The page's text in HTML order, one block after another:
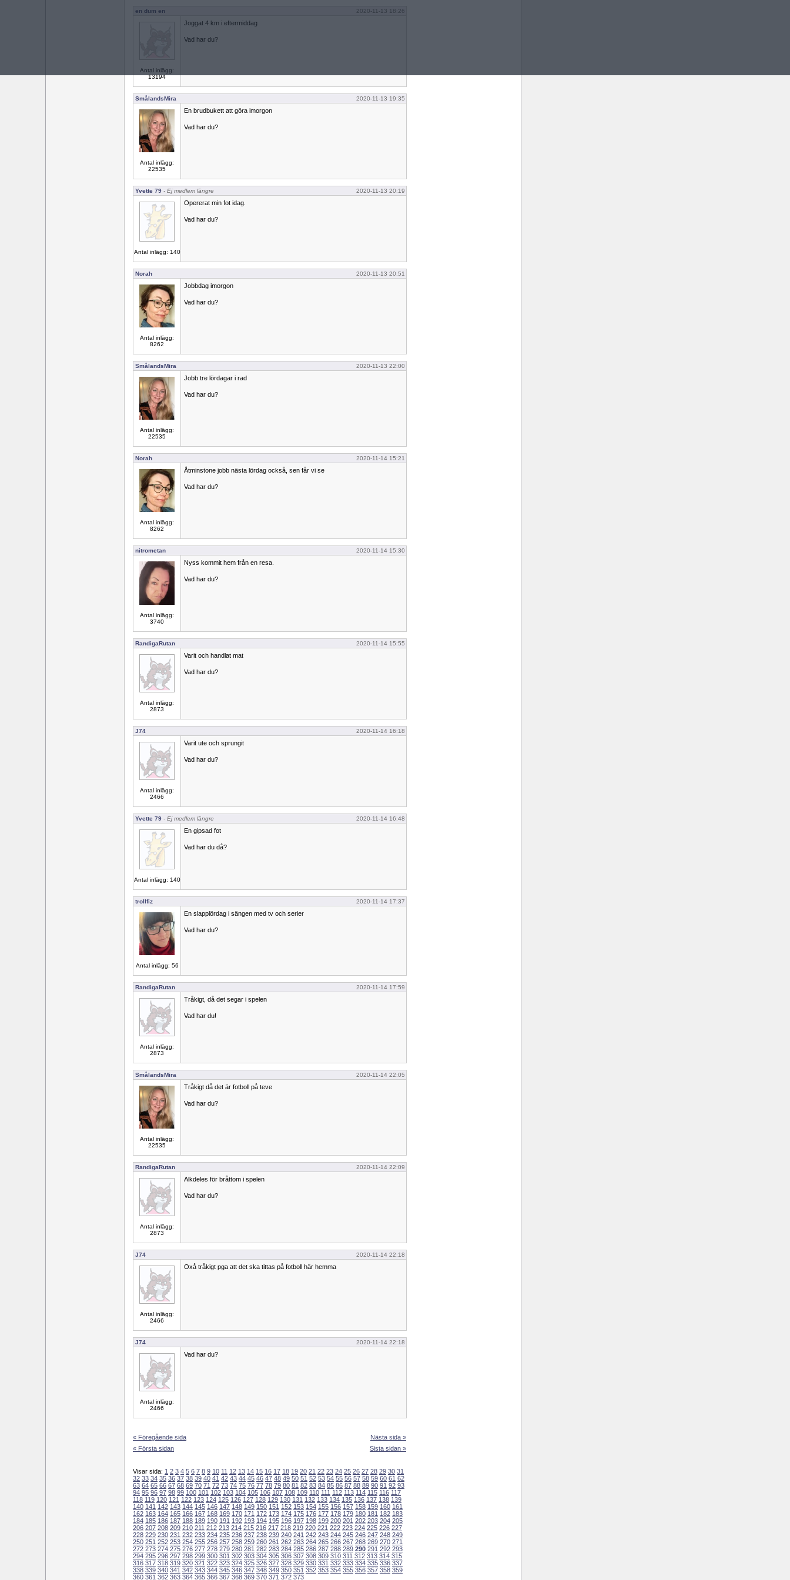
en dum en 2020-11-13 18:26
Antal inlägg:
13194
Joggat 4 km i eftermiddag
Vad har du?
SmålandsMira 2020-11-13 19:35
Antal inlägg:
22535
En brudbukett att göra imorgon
Vad har du?
Yvette 79 - Ej medlem längre 2020-11-13 20:19
Antal inlägg: 140
Opererat min fot idag.
Vad har du?
Norah 2020-11-13 20:51
Antal inlägg:
8262
Jobbdag imorgon
Vad har du?
SmålandsMira 2020-11-13 22:00
Antal inlägg:
22535
Jobb tre lördagar i rad
Vad har du?
Norah 2020-11-14 15:21
Antal inlägg:
8262
Åtminstone jobb nästa lördag också, sen får vi se
Vad har du?
nitrometan 2020-11-14 15:30
Antal inlägg:
3740
Nyss kommit hem från en resa.
Vad har du?
RandigaRutan 2020-11-14 15:55
Antal inlägg:
2873
Varit och handlat mat
Vad har du?
J74 2020-11-14 16:18
Antal inlägg:
2466
Varit ute och sprungit
Vad har du?
Yvette 79 - Ej medlem längre 2020-11-14 16:48
Antal inlägg: 140
En gipsad fot
Vad har du då?
trollfiz 2020-11-14 17:37
Antal inlägg: 56
En slapplördag i sängen med tv och serier
Vad har du?
RandigaRutan 2020-11-14 17:59
Antal inlägg:
2873
Tråkigt, då det segar i spelen
Vad har du!
SmålandsMira 2020-11-14 22:05
Antal inlägg:
22535
Tråkigt då det är fotboll på teve
Vad har du?
RandigaRutan 2020-11-14 22:09
Antal inlägg:
2873
Alkdeles för bråttom i spelen
Vad har du?
J74 2020-11-14 22:18
Antal inlägg:
2466
Oxå tråkigt pga att det ska tittas på fotboll här hemma
J74 2020-11-14 22:18
Antal inlägg:
2466
Vad har du?
« Föregående sida
« Första sidan
Nästa sida »
Sista sidan »
Visar sida: 1 2 3 4 5 6 7 8 9 10 11 12 13 14 15 16 17 18 19 20 21 22 23 24 25 26 27 28 29 30 31
32 33 34 35 36 37 38 39 40 41 42 43 44 45 46 47 48 49 50 51 52 53 54 55 56 57 58 59 60 61 62
63 64 65 66 67 68 69 70 71 72 73 74 75 76 77 78 79 80 81 82 83 84 85 86 87 88 89 90 91 92 93
94 95 96 97 98 99 100 101 102 103 104 105 106 107 108 109 110 111 112 113 114 115 116 117
118 119 120 121 122 123 124 125 126 127 128 129 130 131 132 133 134 135 136 137 138 139
140 141 142 143 144 145 146 147 148 149 150 151 152 153 154 155 156 157 158 159 160 161
162 163 164 165 166 167 168 169 170 171 172 173 174 175 176 177 178 179 180 181 182 183
184 185 186 187 188 189 190 191 192 193 194 195 196 197 198 199 200 201 202 203 204 205
206 207 208 209 210 211 212 213 214 215 216 217 218 219 220 221 222 223 224 225 226 227
228 229 230 231 232 233 234 235 236 237 238 239 240 241 242 243 244 245 246 247 248 249
250 251 252 253 254 255 256 257 258 259 260 261 262 263 264 265 266 267 268 269 270 271
272 273 274 275 276 277 278 279 280 281 282 283 284 285 286 287 288 289 290 291 292 293
294 295 296 297 298 299 300 301 302 303 304 305 306 307 308 309 310 311 312 313 314 315
316 317 318 319 320 321 322 323 324 325 326 327 328 329 330 331 332 333 334 335 336 337
338 339 340 341 342 343 344 345 346 347 348 349 350 351 352 353 354 355 356 357 358 359
360 361 362 363 364 365 366 367 368 369 370 371 372 373